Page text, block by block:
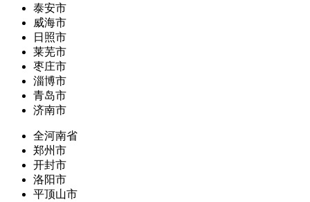
泰安市
威海市
日照市
莱芜市
枣庄市
淄博市
青岛市
济南市
全河南省
郑州市
开封市
洛阳市
平顶山市